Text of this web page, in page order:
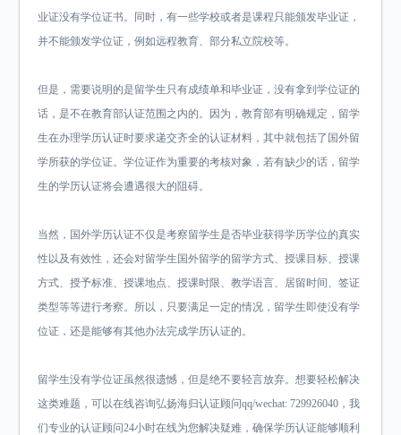
业证没有学位证书。同时，有一些学校或者是课程只能颁发毕业证，
并不能颁发学位证，例如远程教育、部分私立院校等。
但是，需要说明的是留学生只有成绩单和毕业证，没有拿到学位证的
话，是不在教育部认证范围之内的。因为，教育部有明确规定，留学
生在办理学历认证时要求递交齐全的认证材料，其中就包括了国外留
学所获的学位证。学位证作为重要的考核对象，若有缺少的话，留学
生的学历认证将会遭遇很大的阻碍。
当然，国外学历认证不仅是考察留学生是否毕业获得学历学位的真实
性以及有效性，还会对留学生国外留学的留学方式、授课目标、授课
方式、授予标准、授课地点、授课时限、教学语言、居留时间、签证
类型等等进行考察。所以，只要满足一定的情况，留学生即使没有学
位证，还是能够有其他办法完成学历认证的。
留学生没有学位证虽然很遗憾，但是绝不要轻言放弃。想要轻松解决
这类难题，可以在线咨询弘扬海归认证顾问qq/wechat: 729926040，我
们专业的认证顾问24小时在线为您解决疑难，确保学历认证能够顺利